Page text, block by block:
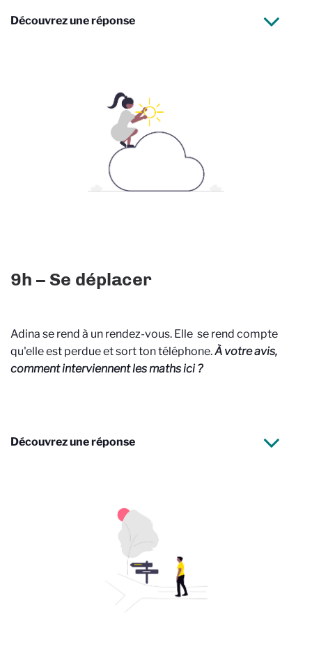
Découvrez une réponse
9h – Se déplacer
Adina se rend à un rendez-vous. Elle se rend compte
qu'elle est perdue et sort ton téléphone.À votre avis,
comment interviennent les maths ici ?
Découvrez une réponse